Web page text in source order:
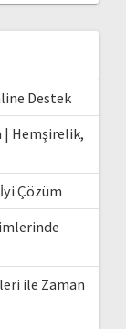
Destek
| Hemşirelik,
Çözüm
ile Zaman